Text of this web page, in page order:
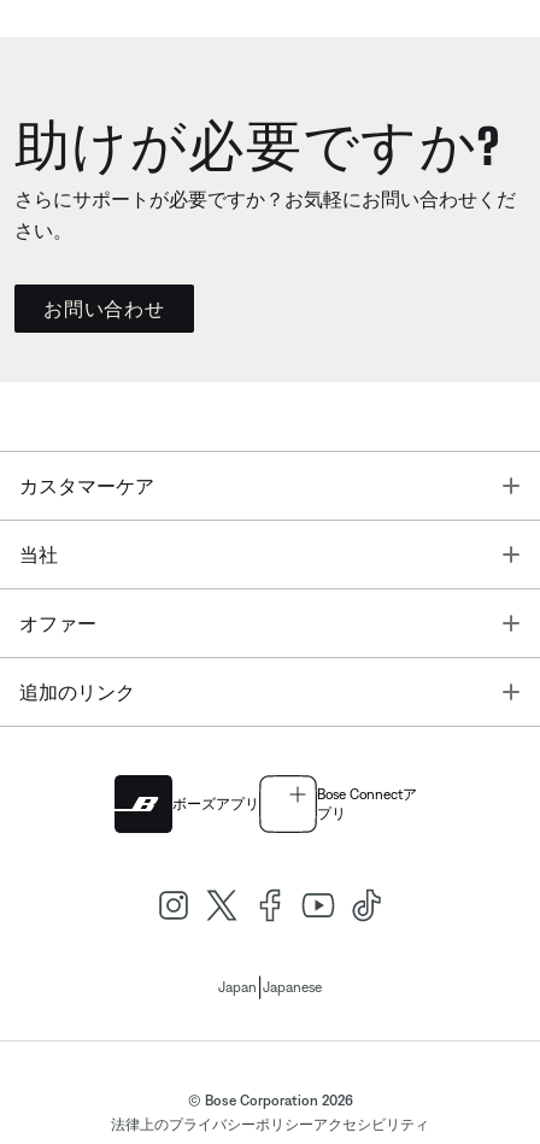
助けが必要ですか?
さらにサポートが必要ですか？お気軽にお問い合わせくだ
さい。
お問い合わせ
カスタマーケア
当社
オファー
追加のリンク
ボーズアプリ
Bose Connectア
プリ
Japan Japanese
© Bose Corporation 2026
法律上のプライバシーポリシーアクセシビリティ